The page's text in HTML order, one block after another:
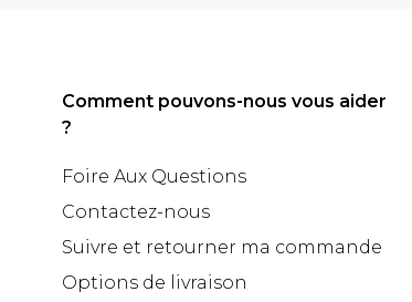
Comment pouvons-nous vous aider
?
Foire Aux Questions
Contactez-nous
Suivre et retourner ma commande
Options de livraison